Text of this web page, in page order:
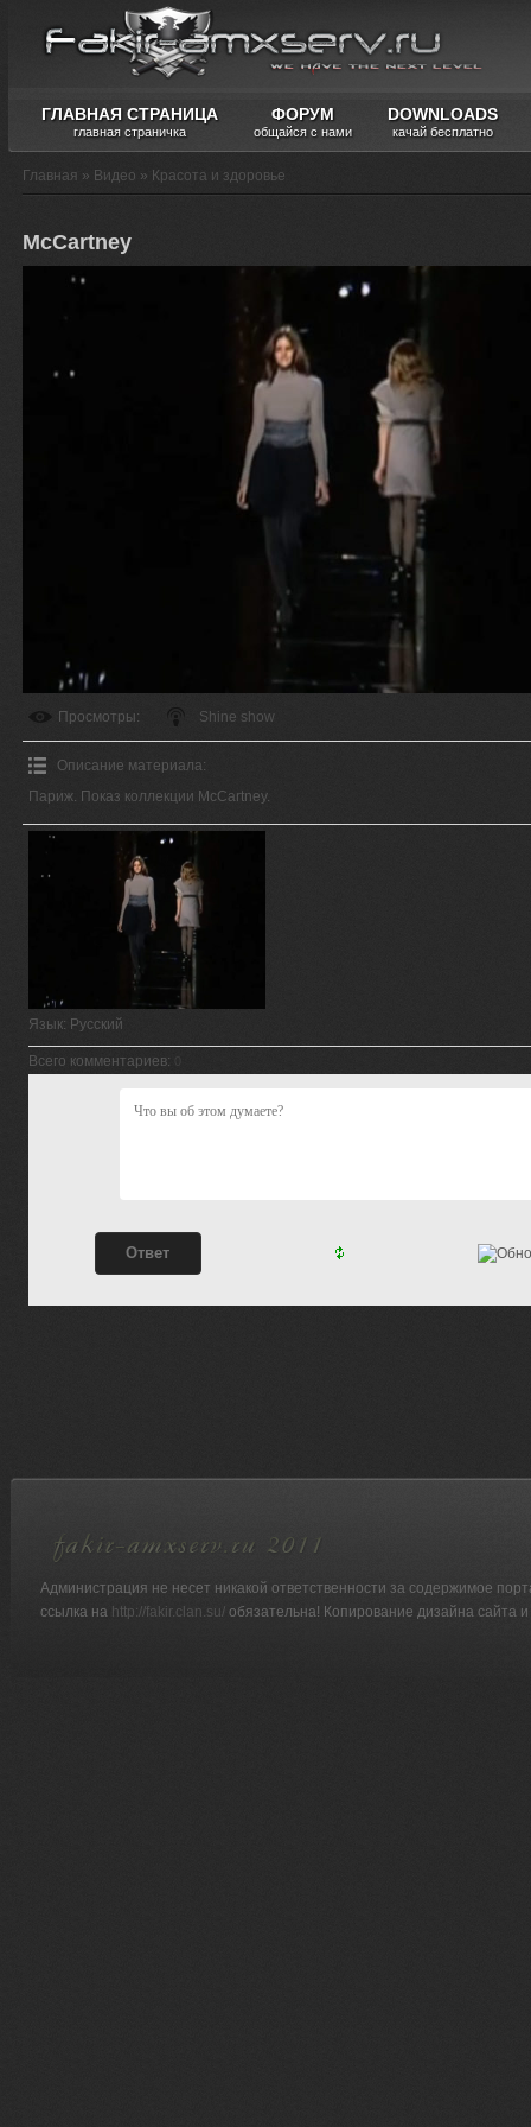
ГЛАВНАЯ СТРАНИЦА
главная страничка
ФОРУМ
общайся с нами
DOWNLOADS
качай бесплатно
Главная » Видео » Красота и здоровье
McCartney
Просмотры: Shine show
Описание материала:
Париж. Показ коллекции McCartney.
Язык: Русский
Всего комментариев:
Администрация не несет никакой ответственности за содержимое
ссылка на http://fakir.clan.su/ обязательна! Копирование дизайна сайта